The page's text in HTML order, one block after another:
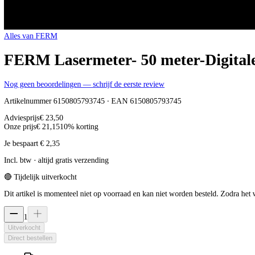
Alles van FERM
FERM Lasermeter- 50 meter-
Nog geen beoordelingen — schrijf de eerste review
Artikelnummer6150805793745 · EAN 6150805793745
Adviesprijs€ 23,50
Onze prijs€ 21,1510% korting
Je bespaart € 2,35
Incl. btw · altijd gratis verzending
🔴 Tijdelijk uitverkocht
Dit artikel is momenteel niet op voorraad en kan niet worden besteld. Zodra het
1
Uitverkocht
Direct bestellen